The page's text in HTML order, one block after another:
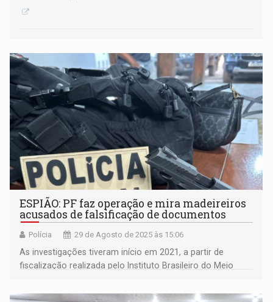
ESPIÃO: PF faz operação e mira madeireiros
acusados de falsificação de documentos
Polícia 29 de Agosto de 2025 às 15:06
As investigações tiveram início em 2021, a partir de
fiscalização realizada pelo Instituto Brasileiro do Meio